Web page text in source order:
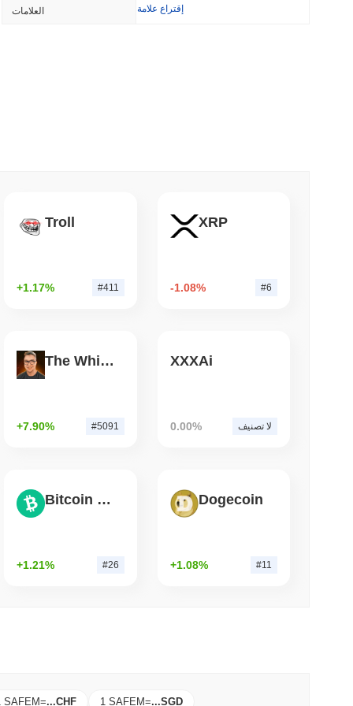
3 دقيقة
العلامات إقتراع علامة
Troll
+1.17% #411
XRP
-1.08% #6
The White Bull
+7.90% #5091
XXXAi
0.00% لا تصنيف
Bitcoin Cash
+1.21% #26
Dogecoin
+1.08% #11
SAFEM=...CHF 1 SAFEM=...SGD